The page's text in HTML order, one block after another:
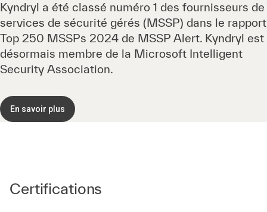
Kyndryl a été classé numéro 1 des fournisseurs de
services de sécurité gérés (MSSP) dans le rapport
Top 250 MSSPs 2024 de MSSP Alert. Kyndryl est
désormais membre de la Microsoft Intelligent
Security Association.
En savoir plus
Certifications